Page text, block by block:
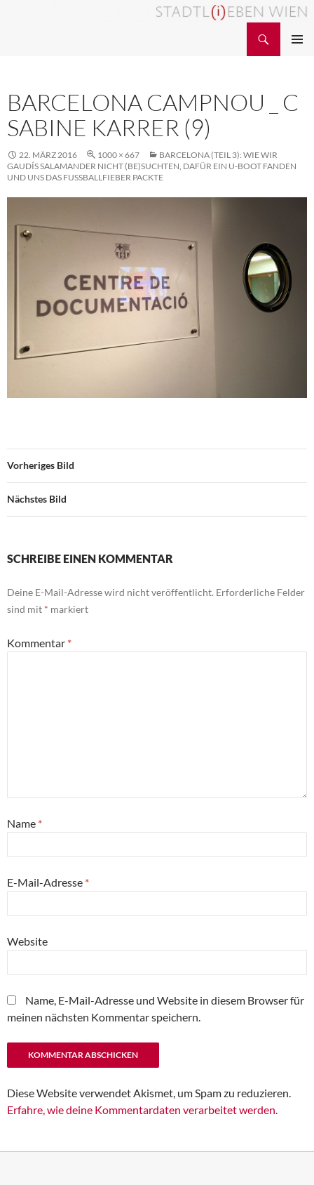
BARCELONA CAMPNOU _ C
SABINE KARRER (9)
22. MÄRZ 2016 1000 × 667
BARCELONA (TEIL 3): WIE WIR
GAUDÍS SALAMANDER NICHT (BE)SUCHTEN, DAFÜR EIN U-BOOT FANDEN
UND UNS DAS FUSSBALLFIEBER PACKTE
Vorheriges Bild
Nächstes Bild
SCHREIBE EINEN KOMMENTAR
Deine E-Mail-Adresse wird nicht veröffentlicht. Erforderliche Felder
sind mit * markiert
Kommentar *
Name *
E-Mail-Adresse *
Website
Name, E-Mail-Adresse und Website in diesem Browser für
meinen nächsten Kommentar speichern.
Diese Website verwendet Akismet, um Spam zu reduzieren.
Erfahre, wie deine Kommentardaten verarbeitet werden.